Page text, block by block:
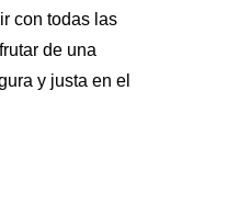
con todas las
de una
y justa en el